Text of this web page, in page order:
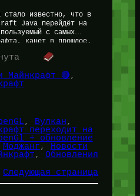
стало известно, что в
Java перейдёт на
с самых
канет в прошлое.
Майнкрафт 🔴
, Вулкан
переходит на
+ обновление
Моджанг,
Новости
, Обновления
Следующая страница